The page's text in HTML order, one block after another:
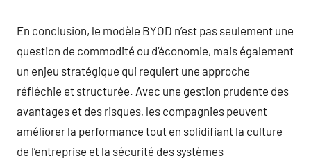
En conclusion, le modèle BYOD n’est pas seulement une
question de commodité ou d’économie, mais également
un enjeu stratégique qui requiert une approche
réfléchie et structurée. Avec une gestion prudente des
avantages et des risques, les compagnies peuvent
améliorer la performance tout en solidifiant la culture
de l’entreprise et la sécurité des systèmes